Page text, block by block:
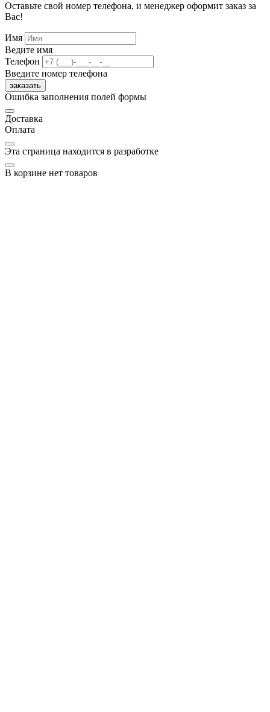
Оставьте свой номер телефона, и менеджер оформит заказ за
Вас!
Имя
Ведите имя
Телефон
Введите номер телефона
заказать
Ошибка заполнения полей формы
Доставка
Оплата
Эта страница находится в разработке
В корзине нет товаров